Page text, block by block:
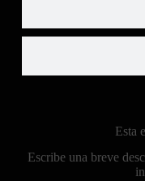
Esta
Escribe una breve